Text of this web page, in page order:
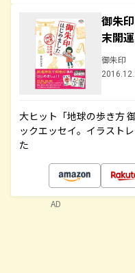
御朱
末開
御朱印
大ヒット「地球の歩き方
ックエッセイ。イラスト
た
AD